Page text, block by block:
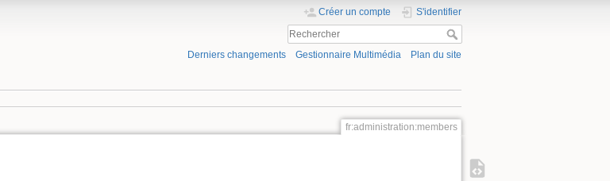
Créer un compte S'identifier
Derniers changements Gestionnaire Multimédia Plan du site
fr:administration:members